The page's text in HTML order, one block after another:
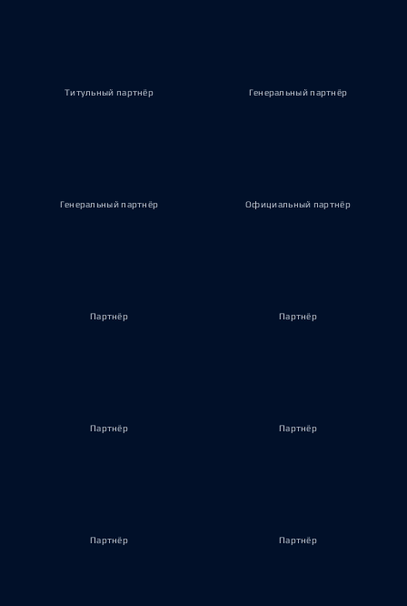
Титульный партнёр Генеральный партнёр
Генеральный партнёр Официальный партнёр
Партнёр Партнёр
Партнёр Партнёр
Партнёр Партнёр